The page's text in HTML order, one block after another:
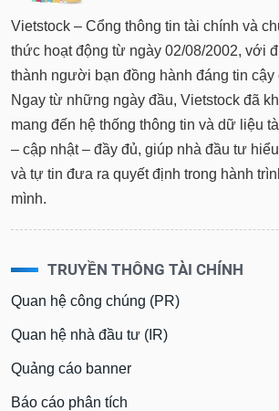
Vietstock – Cổng thông tin tài chính và
thức hoạt động từ ngày 02/08/2002, với
thành người bạn đồng hành đáng tin cậy
Ngay từ những ngày đầu, Vietstock đã
mang đến hệ thống thông tin và dữ liệu
– cập nhật – đầy đủ, giúp nhà đầu tư
và tự tin đưa ra quyết định trong hành
mình.
TRUYỀN THÔNG TÀI CHÍNH
Quan hệ công chúng (PR)
Quan hệ nhà đầu tư (IR)
Quảng cáo banner
Báo cáo phân tích